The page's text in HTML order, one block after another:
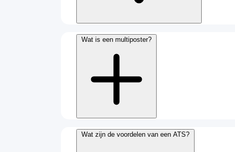
Wat is een multiposter?
Wat zijn de voordelen van een ATS?